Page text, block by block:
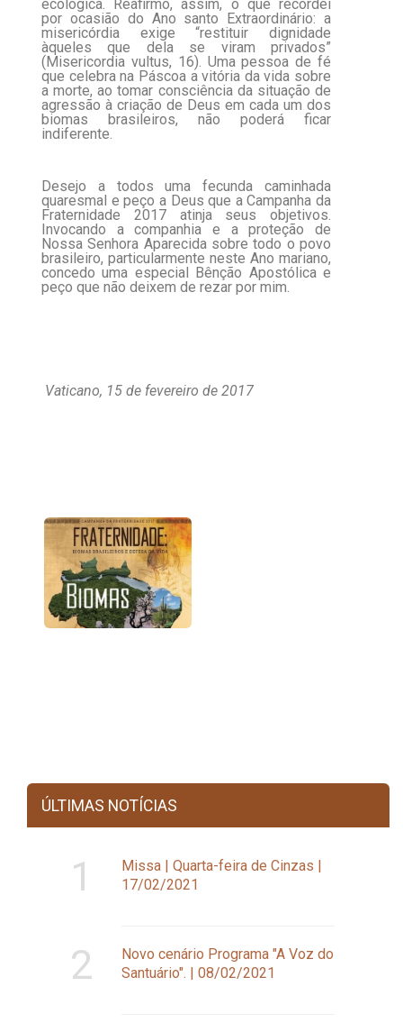
ecológica. Reafirmo, assim, o que recordei
por ocasião do Ano santo Extraordinário: a
misericórdia exige “restituir dignidade
àqueles que dela se viram privados”
(Misericordia vultus, 16). Uma pessoa de fé
que celebra na Páscoa a vitória da vida sobre
a morte, ao tomar consciência da situação de
agressão à criação de Deus em cada um dos
biomas brasileiros, não poderá ficar
indiferente.
Desejo a todos uma fecunda caminhada
quaresmal e peço a Deus que a Campanha da
Fraternidade 2017 atinja seus objetivos.
Invocando a companhia e a proteção de
Nossa Senhora Aparecida sobre todo o povo
brasileiro, particularmente neste Ano mariano,
concedo uma especial Bênção Apostólica e
peço que não deixem de rezar por mim.
Vaticano, 15 de fevereiro de 2017
ÚLTIMAS NOTÍCIAS
1
Missa | Quarta-feira de Cinzas |
17/02/2021
2
Novo cenário Programa "A Voz do
Santuário". | 08/02/2021